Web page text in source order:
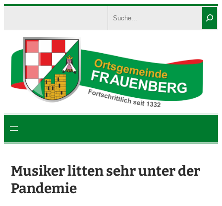
springen
Musiker litten sehr unter der
Pandemie